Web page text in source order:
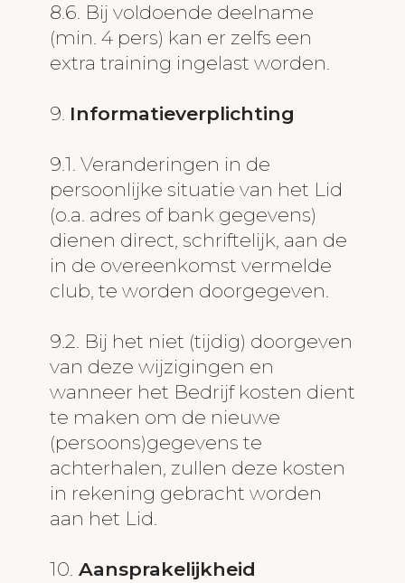
8.6. Bij voldoende deelname
(min. 4 pers) kan er zelfs een
extra training ingelast worden.
9. Informatieverplichting
9.1. Veranderingen in de
persoonlijke situatie van het Lid
(o.a. adres of bank gegevens)
dienen direct, schriftelijk, aan de
in de overeenkomst vermelde
club, te worden doorgegeven.
9.2. Bij het niet (tijdig) doorgeven
van deze wijzigingen en
wanneer het Bedrijf kosten dient
te maken om de nieuwe
(persoons)gegevens te
achterhalen, zullen deze kosten
in rekening gebracht worden
aan het Lid.
10. Aansprakelijkheid